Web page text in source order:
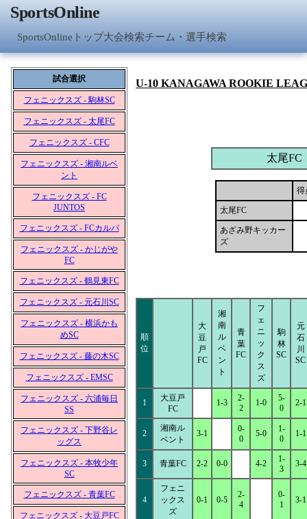
SportsOnline
SportsOnlineトップ大会検索チーム・選手検索
試合選択
フェニックスズ - 駒林SC
フェニックスズ - 太尾FC
フェニックスズ - CFC
フェニックスズ - 湘南ルベ
ント
フェニックスズ - FC
JUNTOS
フェニックスズ - FCカルパ
フェニックスズ - かじがや
FC
フェニックスズ - 鶴見東FC
フェニックスズ - 元石川SC
フェニックスズ - 横浜かも
めSC
フェニックスズ - 藤の木SC
フェニックスズ - EMSC
フェニックスズ - 六浦毎日
SS
フェニックスズ - 下野谷レ
ッグス
フェニックスズ - 本牧少年
SC
フェニックスズ - 青葉FC
フェニックスズ - 大豆戸FC
U-10 KANAGAWA ROOKIE
太尾FC
得
太尾FC
あざみ野キッカー
ズ
順
位
大
豆
戸
FC
湘
南
ル
ベ
ン
ト
青
葉
FC
フ
ェ
ニ
ッ
ク
ス
ズ
駒
林
SC
元
石
川
SC
1
大豆戸
FC
1-3
2-
2
1-0
5-
0
2-1
2
湘南ル
ベント
3-1
0-
0
5-0
1-
0
1-1
3 青葉FC 2-2 0-0 4-2
1-
3
3-4
4
フェニ
ックス
ズ
0-1 0-5
2-
4
0-
1
3-1